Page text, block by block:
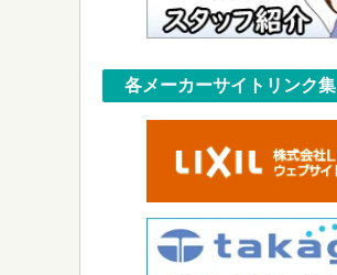
各メーカーサイトリンク集